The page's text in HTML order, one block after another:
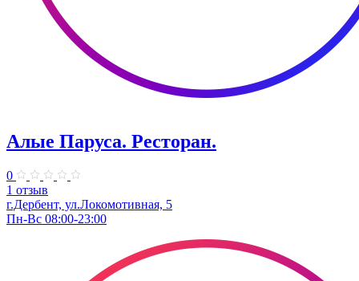
Алые Паруса. Ресторан.
0
1 отзыв
г.Дербент, ​ул.Локомотивная, 5
Пн-Вс 08:00-23:00